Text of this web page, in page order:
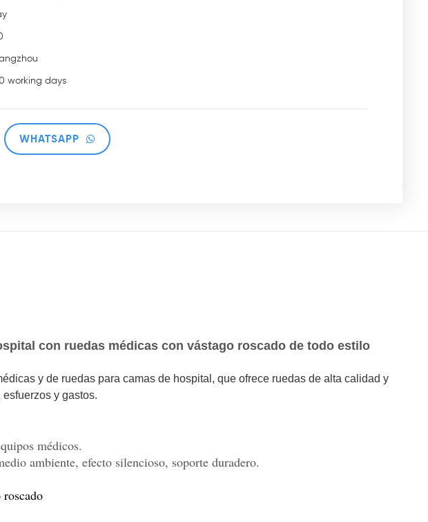
working days
WHATSAPP
con ruedas médicas con vástago roscado de todo estilo
y de ruedas para camas de hospital, que ofrece ruedas de alta calidad y
y gastos.
médicos.
ambiente, efecto silencioso, soporte duradero.